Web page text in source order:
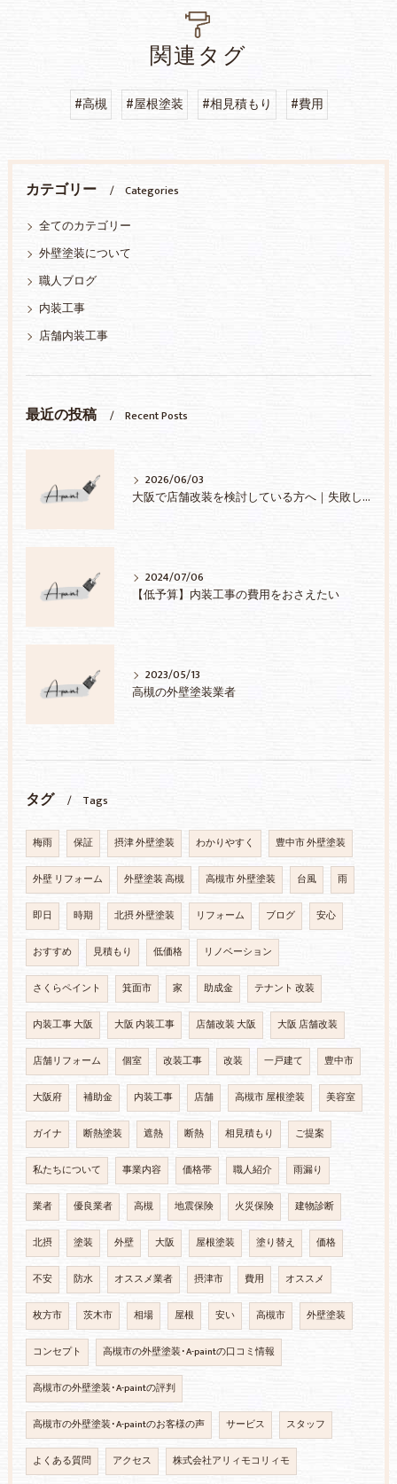
関連タグ
#高槻 #屋根塗装 #相見積もり #費用
カテゴリー
Categories
全てのカテゴリー
外壁塗装について
職人ブログ
内装工事
店舗内装工事
最近の投稿 Recent Posts
2026/06/03
大阪で店舗改装を検討している方へ｜失敗しない業者選びのポイント
2024/07/06
【低予算】内装工事の費用をおさえたい
2023/05/13
高槻の外壁塗装業者
タグ Tags
梅雨 保証 摂津 外壁塗装 わかりやすく 豊中市 外壁塗装
外壁 リフォーム 外壁塗装 高槻 高槻市 外壁塗装 台風 雨
即日 時期 北摂 外壁塗装 リフォーム ブログ 安心
おすすめ 見積もり 低価格 リノベーション
さくらペイント 箕面市 家 助成金 テナント 改装
内装工事 大阪 大阪 内装工事 店舗改装 大阪 大阪 店舗改装
店舗リフォーム 個室 改装工事 改装 一戸建て 豊中市
大阪府 補助金 内装工事 店舗 高槻市 屋根塗装 美容室
ガイナ 断熱塗装 遮熱 断熱 相見積もり ご提案
私たちについて 事業内容 価格帯 職人紹介 雨漏り
業者 優良業者 高槻 地震保険 火災保険 建物診断
北摂 塗装 外壁 大阪 屋根塗装 塗り替え 価格
不安 防水 オススメ業者 摂津市 費用 オススメ
枚方市 茨木市 相場 屋根 安い 高槻市 外壁塗装
コンセプト 高槻市の外壁塗装･A-paintの口コミ情報
高槻市の外壁塗装･A-paintの評判
高槻市の外壁塗装･A-paintのお客様の声 サービス スタッフ
よくある質問 アクセス 株式会社アリィモコリィモ